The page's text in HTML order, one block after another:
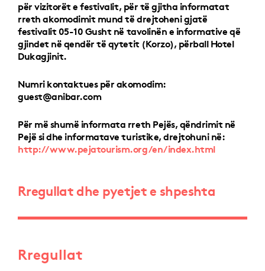
për vizitorët e festivalit, për të gjitha informatat
rreth akomodimit mund të drejtoheni gjatë
festivalit 05-10 Gusht në tavolinën e informative që
gjindet në qendër të qytetit (Korzo), përball Hotel
Dukagjinit.
Numri kontaktues për akomodim:
guest@anibar.com
Për më shumë informata rreth Pejës, qëndrimit në
Pejë si dhe informatave turistike, drejtohuni në:
http://www.pejatourism.org/en/index.html
Rregullat dhe pyetjet e shpeshta
Rregullat